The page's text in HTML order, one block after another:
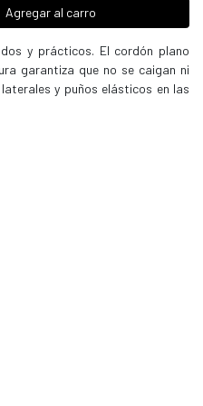
Agregar al carro
y prácticos. El cordón plano
garantiza que no se caigan ni
y puños elásticos en las